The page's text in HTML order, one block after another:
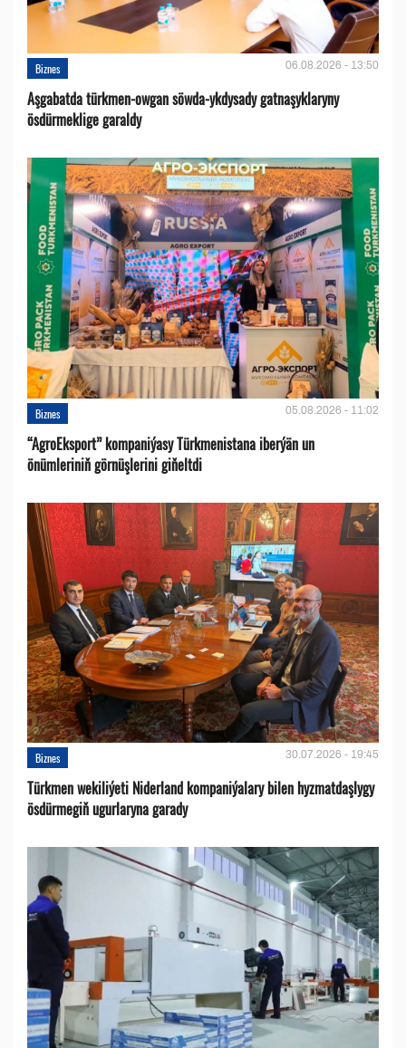
Biznes 06.08.2026 - 13:50
Aşgabatda türkmen-owgan söwda-ykdysady gatnaşyklaryny
ösdürmeklige garaldy
Biznes 05.08.2026 - 11:02
“AgroEksport” kompaniýasy Türkmenistana iberýän un
önümleriniň görnüşlerini giňeltdi
Biznes 30.07.2026 - 19:45
Türkmen wekiliýeti Niderland kompaniýalary bilen hyzmatdaşlygy
ösdürmegiň ugurlaryna garady